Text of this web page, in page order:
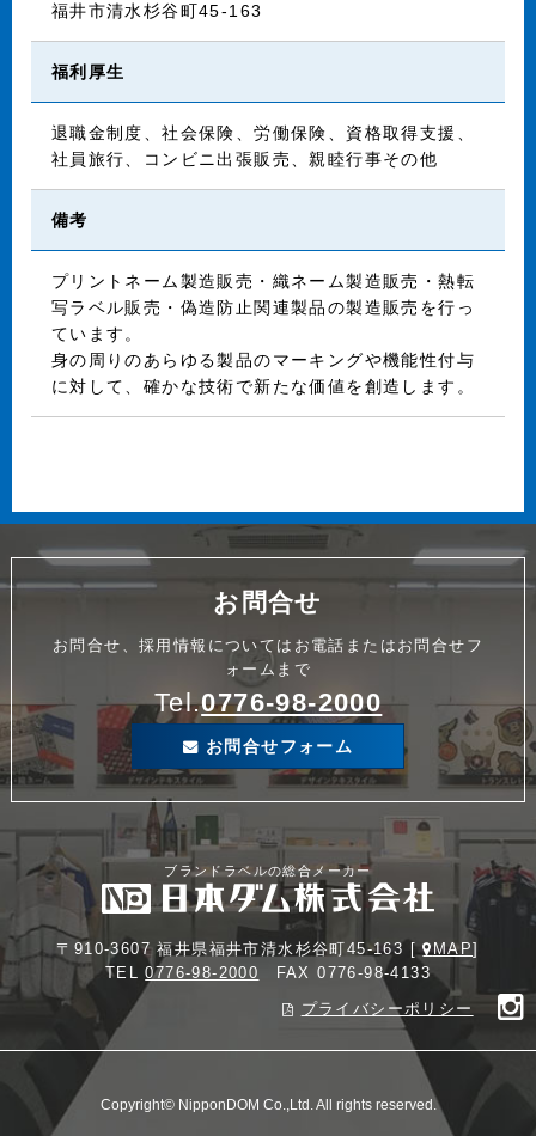
福井市清水杉谷町45-163
福利厚生
退職金制度、社会保険、労働保険、資格取得支援、
社員旅行、コンビニ出張販売、親睦行事その他
備考
プリントネーム製造販売・織ネーム製造販売・熱転
写ラベル販売・偽造防止関連製品の製造販売を行っ
ています。
身の周りのあらゆる製品のマーキングや機能性付与
に対して、確かな技術で新たな価値を創造します。
お問合せ
お問合せ、採用情報についてはお電話またはお問合せフ
ォームまで
Tel.0776-98-2000
お問合せフォーム
ブランドラベルの総合メーカー
〒910-3607 福井県福井市清水杉谷町45-163 [ MAP]
TEL0776-98-2000 FAX 0776-98-4133
プライバシーポリシー
Copyright© NipponDOM Co.,Ltd. All rights reserved.